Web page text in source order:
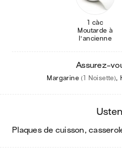
1 càc
Moutarde à
l'ancienne
Assurez-
Margarine (1 Noisette),
plaques de cuisson,